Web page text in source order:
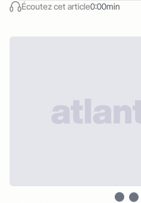
Écoutez cet article0:00min